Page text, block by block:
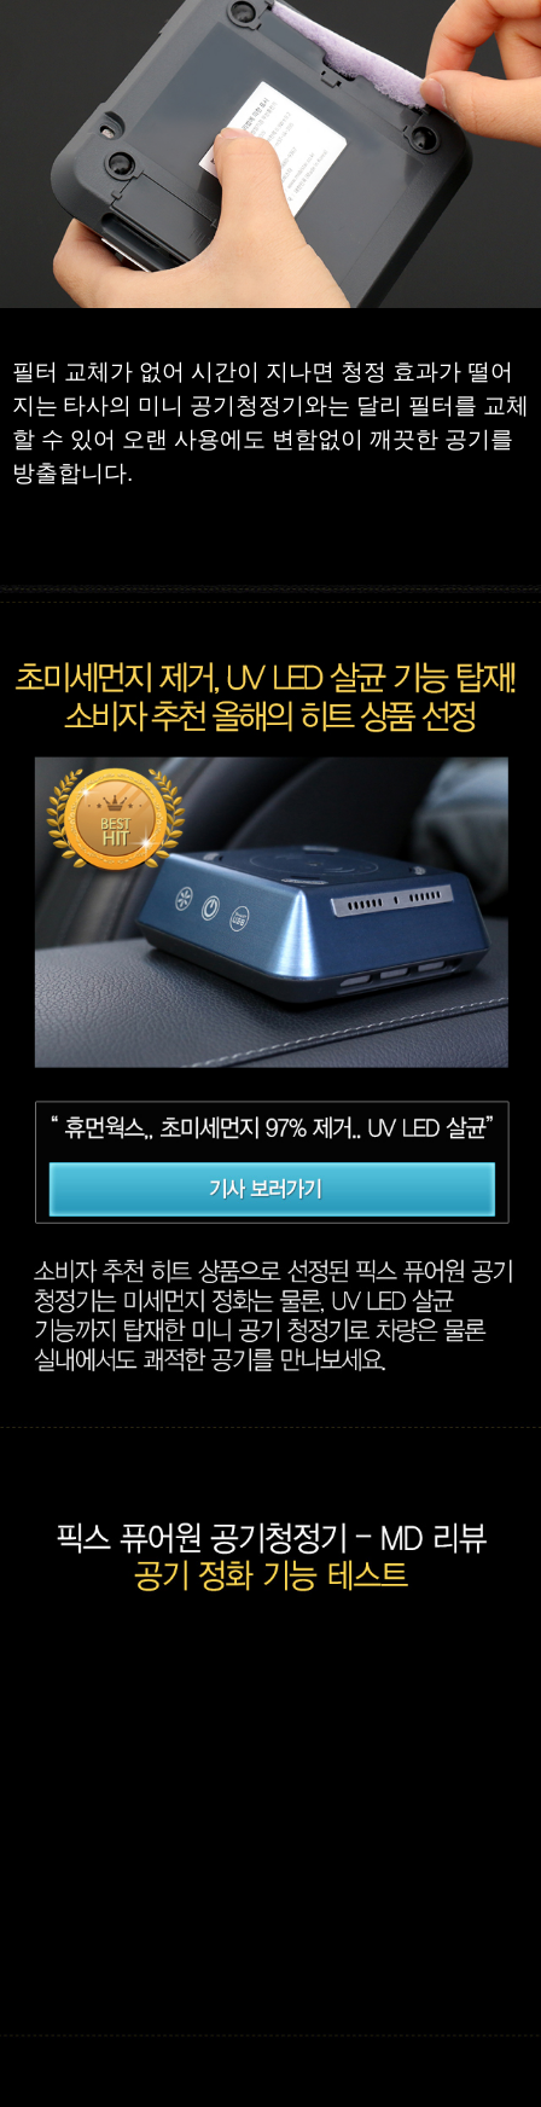
필터 교체가 없어 시간이 지나면 청정 효과가 떨어
지는 타사의 미니 공기청정기와는 달리 필터를 교체
할 수 있어 오랜 사용에도 변함없이 깨끗한 공기를
방출합니다.